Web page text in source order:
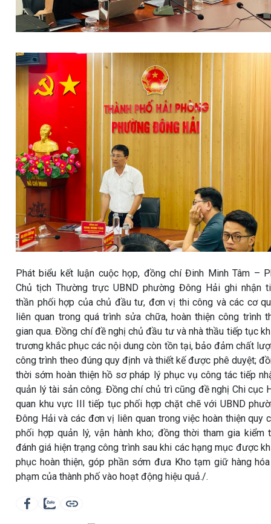
Phát biểu kết luận cuộc họp, đồng chí Đinh Minh Tâm –
Chủ tịch Thường trực UBND phường Đông Hải ghi nhận
thần phối hợp của chủ đầu tư, đơn vị thi công và các cơ
liên quan trong quá trình sửa chữa, hoàn thiện công trình
gian qua. Đồng chí đề nghị chủ đầu tư và nhà thầu tiếp tục
trương khắc phục các nội dung còn tồn tại, bảo đảm chất
công trình theo đúng quy định và thiết kế được phê duyệt;
thời sớm hoàn thiện hồ sơ pháp lý phục vụ công tác tiếp
quản lý tài sản công. Đồng chí chủ trì cũng đề nghị Chi cục
quan khu vực III tiếp tục phối hợp chặt chẽ với UBND
Đông Hải và các đơn vị liên quan trong việc hoàn thiện quy
phối hợp quản lý, vận hành kho; đồng thời tham gia kiểm
đánh giá hiện trạng công trình sau khi các hạng mục được
phục hoàn thiện, góp phần sớm đưa Kho tạm giữ hàng
phạm của thành phố vào hoạt động hiệu quả./.